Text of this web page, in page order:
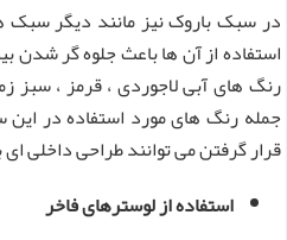
در سبک باروک نیز مانند دیگر سبک
استفاده از آن ها باعث جلوه گر
رنگ های آبی لاجوردی ، قرمز ، سبز
جمله رنگ های مورد استفاده در
قرار گرفتن می توانند طراحی داخلی
استفاده از لوسترهای فاخر